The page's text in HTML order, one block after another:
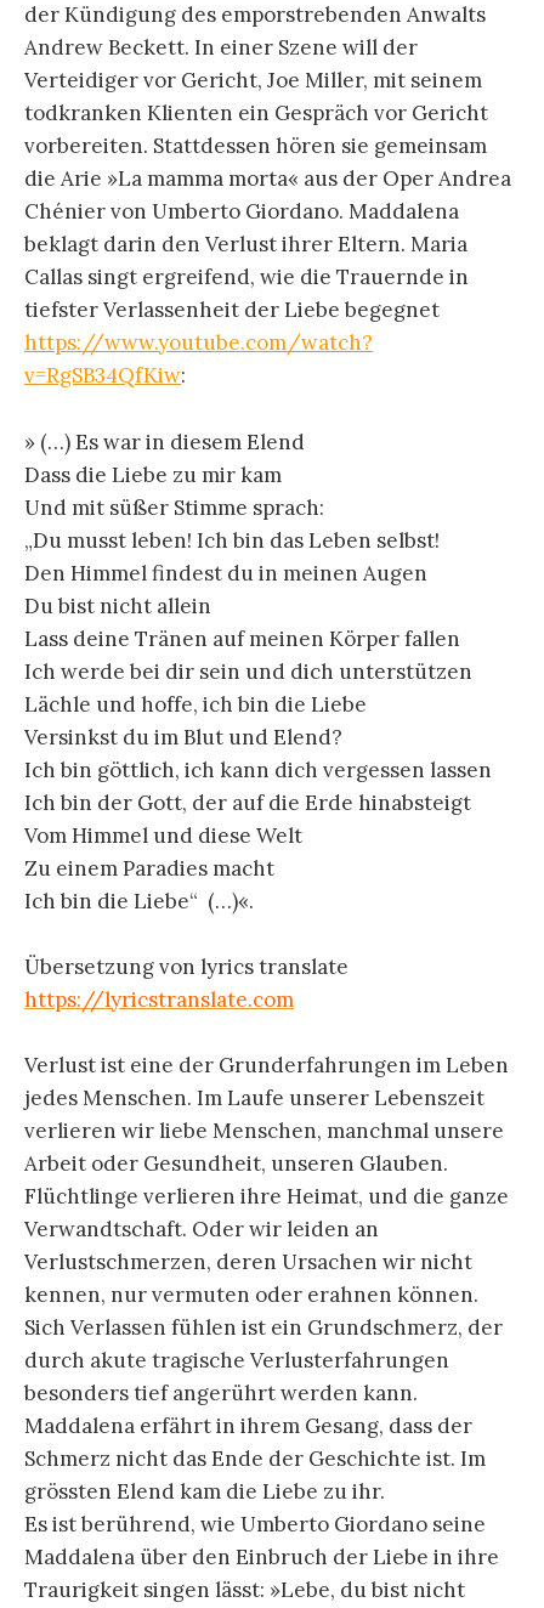
der Kündigung des emporstrebenden Anwalts
Andrew Beckett. In einer Szene will der
Verteidiger vor Gericht, Joe Miller, mit seinem
todkranken Klienten ein Gespräch vor Gericht
vorbereiten. Stattdessen hören sie gemeinsam
die Arie »La mamma morta« aus der Oper Andrea
Chénier von Umberto Giordano. Maddalena
beklagt darin den Verlust ihrer Eltern. Maria
Callas singt ergreifend, wie die Trauernde in
tiefster Verlassenheit der Liebe begegnet
https://www.youtube.com/watch?
v=RgSB34QfKiw:
» (…) Es war in diesem Elend
Dass die Liebe zu mir kam
Und mit süßer Stimme sprach:
„Du musst leben! Ich bin das Leben selbst!
Den Himmel findest du in meinen Augen
Du bist nicht allein
Lass deine Tränen auf meinen Körper fallen
Ich werde bei dir sein und dich unterstützen
Lächle und hoffe, ich bin die Liebe
Versinkst du im Blut und Elend?
Ich bin göttlich, ich kann dich vergessen lassen
Ich bin der Gott, der auf die Erde hinabsteigt
Vom Himmel und diese Welt
Zu einem Paradies macht
Ich bin die Liebe“ (…)«.
Übersetzung von lyrics translate
https://lyricstranslate.com
Verlust ist eine der Grunderfahrungen im Leben
jedes Menschen. Im Laufe unserer Lebenszeit
verlieren wir liebe Menschen, manchmal unsere
Arbeit oder Gesundheit, unseren Glauben.
Flüchtlinge verlieren ihre Heimat, und die ganze
Verwandtschaft. Oder wir leiden an
Verlustschmerzen, deren Ursachen wir nicht
kennen, nur vermuten oder erahnen können.
Sich Verlassen fühlen ist ein Grundschmerz, der
durch akute tragische Verlusterfahrungen
besonders tief angerührt werden kann.
Maddalena erfährt in ihrem Gesang, dass der
Schmerz nicht das Ende der Geschichte ist. Im
grössten Elend kam die Liebe zu ihr.
Es ist berührend, wie Umberto Giordano seine
Maddalena über den Einbruch der Liebe in ihre
Traurigkeit singen lässt: »Lebe, du bist nicht